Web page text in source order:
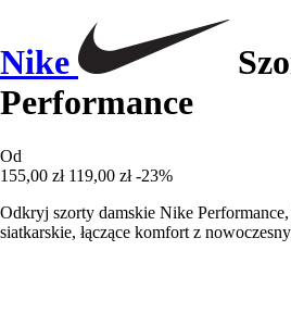
Nike
Performance
Od
155,00 zł 119,00 zł -23%
Odkryj szorty damskie Nike
siatkarskie, łączące komfort z